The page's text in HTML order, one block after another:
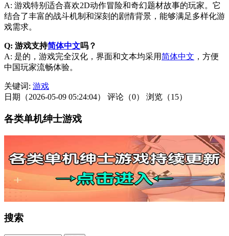
A: 游戏特别适合喜欢2D动作冒险和奇幻题材故事的玩家。它
结合了丰富的战斗机制和深刻的剧情背景，能够满足多样化游
戏需求。
Q: 游戏支持简体中文吗？
A: 是的，游戏完全汉化，界面和文本均采用简体中文 ，方便
中国玩家流畅体验。
关键词: 游戏
日期（2026-05-09 05:24:04）
评论（0） 浏览（15）
各类单机绅士游戏
搜索